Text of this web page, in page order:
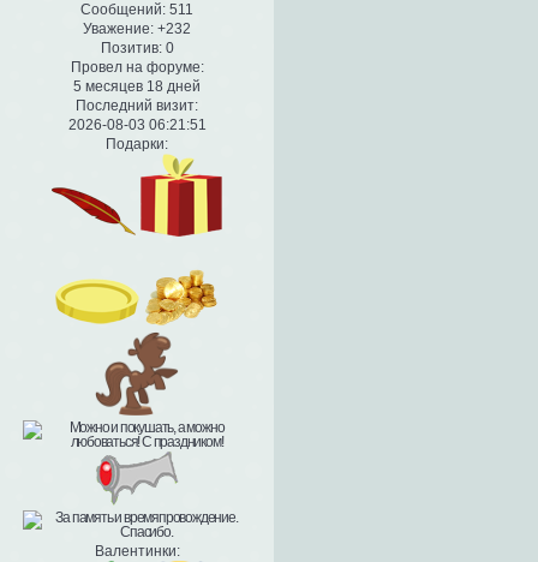
Сообщений: 511
Уважение: +232
Позитив: 0
Провел на форуме:
5 месяцев 18 дней
Последний визит:
2026-08-03 06:21:51
Подарки:
Валентинки: